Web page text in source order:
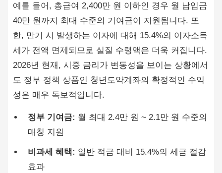
예를 들어, 총급여 2,400만 원 이하인 경우 월 납입금
40만 원까지 최대 수준의 기여금이 지원됩니다. 또
한, 만기 시 발생하는 이자에 대해 15.4%의 이자소득
세가 전액 면제되므로 실질 수령액은 더욱 커집니다.
2026년 현재, 시중 금리가 변동성을 보이는 상황에서
도 정부 정책 상품인 청년도약계좌의 확정적인 수익
성은 매우 독보적입니다.
정부 기여금: 월 최대 2.4만 원 ~ 2.1만 원 수준의
매칭 지원
비과세 혜택: 일반 적금 대비 15.4%의 세금 절감
효과